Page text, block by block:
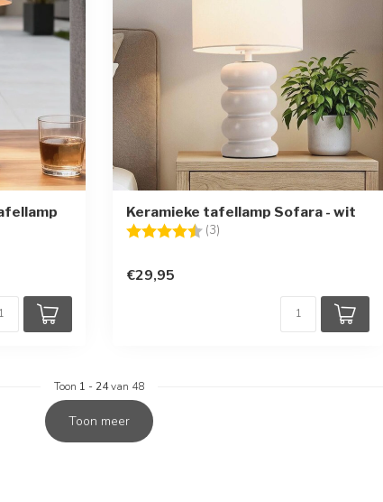
Keramieke tafellamp Sofara - wit
Beoordeling: (3)
€29,95
Toon 1 - 24van 48
Toon meer